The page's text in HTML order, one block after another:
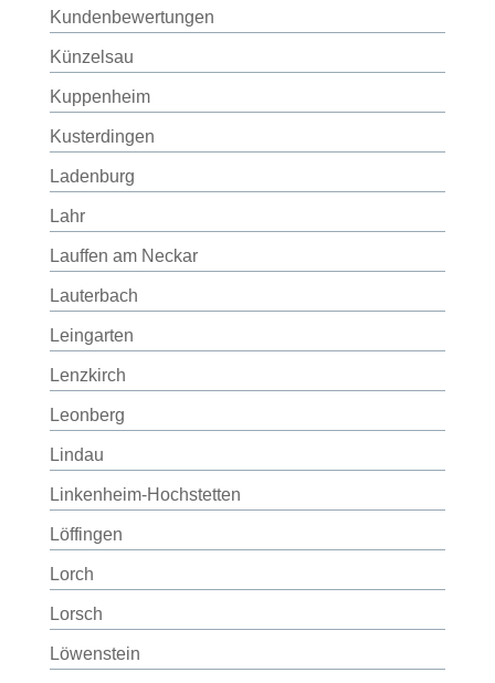
Kundenbewertungen
Künzelsau
Kuppenheim
Kusterdingen
Ladenburg
Lahr
Lauffen am Neckar
Lauterbach
Leingarten
Lenzkirch
Leonberg
Lindau
Linkenheim-Hochstetten
Löffingen
Lorch
Lorsch
Löwenstein